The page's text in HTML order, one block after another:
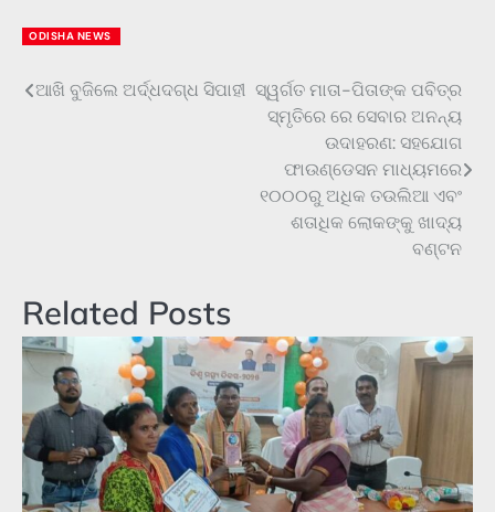
ODISHA NEWS
Post
ଆଖି ବୁଜିଲେ ଅର୍ଦ୍ଧଦଗ୍ଧ ସିପାହୀ ସ୍ୱର୍ଗତ ମାତା-ପିତାଙ୍କ ପବିତ୍ର
ସ୍ମୃତିରେ ରେ ସେବାର ଅନନ୍ୟ
ଉଦାହରଣ: ସହଯୋଗ
ଫାଉଣ୍ଡେସନ ମାଧ୍ୟମରେ
୧୦୦୦ରୁ ଅଧିକ ତଉଲିଆ ଏବଂ
ଶତାଧିକ ଲୋକଙ୍କୁ ଖାଦ୍ୟ
ବଣ୍ଟନ
Related Posts